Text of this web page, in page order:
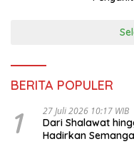
BERITA POPULER
1 27 Juli 2026 10:17 WIB
Dari Shalawat
Hadirkan